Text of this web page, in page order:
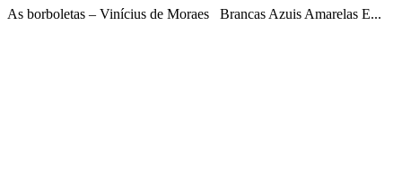
As borboletas – Vinícius de Moraes Brancas Azuis Amarelas E...